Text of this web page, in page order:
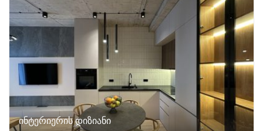
ინტერიერის დიზიანი